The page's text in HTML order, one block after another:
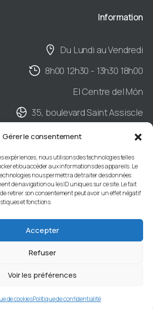
Gérer le consentement
expériences, nous utilisons des technologies telles
et/ou accéder aux informations des appareils. Le
nous permettra de traiter des données
de navigation ou les ID uniques sur ce site. Le fait
retirer son consentement peut avoir un effet négatif
et fonctions.
Accepter
Refuser
Voir les préférences
de cookiesPolitique de confidentialité
Information
Du Lundi au Vendredi
8h00 12h30 - 13h30 18h00
El Centre del Món
35, boulevard Saint Assiscle
Hall B - 2ème étage
BP901 - 66020 PERPIGNAN Cedex
04 68 34 88 66
légales|Accessibilité : non
conforme